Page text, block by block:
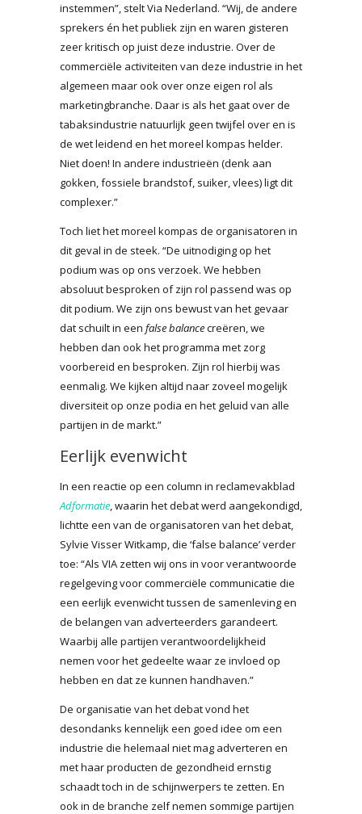
instemmen”, stelt Via Nederland. “Wij, de andere
sprekers én het publiek zijn en waren gisteren
zeer kritisch op juist deze industrie. Over de
commerciële activiteiten van deze industrie in het
algemeen maar ook over onze eigen rol als
marketingbranche. Daar is als het gaat over de
tabaksindustrie natuurlijk geen twijfel over en is
de wet leidend en het moreel kompas helder.
Niet doen! In andere industrieën (denk aan
gokken, fossiele brandstof, suiker, vlees) ligt dit
complexer.”
Toch liet het moreel kompas de organisatoren in
dit geval in de steek. “De uitnodiging op het
podium was op ons verzoek. We hebben
absoluut besproken of zijn rol passend was op
dit podium. We zijn ons bewust van het gevaar
dat schuilt in een false balancecreëren, we
hebben dan ook het programma met zorg
voorbereid en besproken. Zijn rol hierbij was
eenmalig. We kijken altijd naar zoveel mogelijk
diversiteit op onze podia en het geluid van alle
partijen in de markt.”
Eerlijk evenwicht
In een reactie op een column in reclamevakblad
Adformatie, waarin het debat werd aangekondigd,
lichtte een van de organisatoren van het debat,
Sylvie Visser Witkamp, die ‘false balance’ verder
toe: “Als VIA zetten wij ons in voor verantwoorde
regelgeving voor commerciële communicatie die
een eerlijk evenwicht tussen de samenleving en
de belangen van adverteerders garandeert.
Waarbij alle partijen verantwoordelijkheid
nemen voor het gedeelte waar ze invloed op
hebben en dat ze kunnen handhaven.”
De organisatie van het debat vond het
desondanks kennelijk een goed idee om een
industrie die helemaal niet mag adverteren en
met haar producten de gezondheid ernstig
schaadt toch in de schijnwerpers te zetten. En
ook in de branche zelf nemen sommige partijen